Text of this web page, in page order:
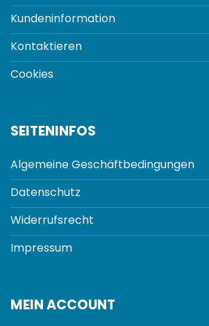
Kundeninformation
Kontaktieren
Cookies
SEITENINFOS
Algemeine Geschäftbedingungen
Datenschutz
Widerrufsrecht
Impressum
MEIN ACCOUNT